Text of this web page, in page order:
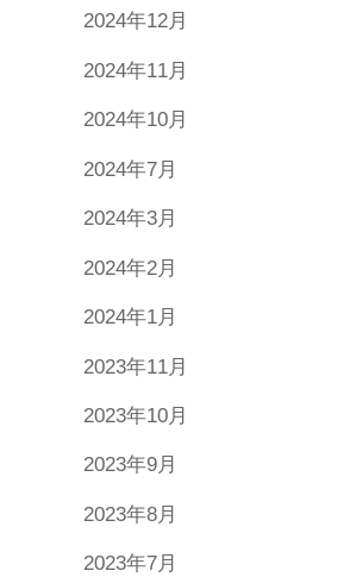
2024年12月
2024年11月
2024年10月
2024年7月
2024年3月
2024年2月
2024年1月
2023年11月
2023年10月
2023年9月
2023年8月
2023年7月